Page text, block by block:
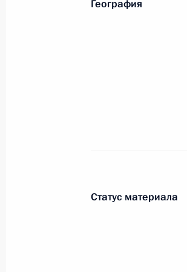
О ходе
конференц-
по поручению
О ходе
География
Статус материала